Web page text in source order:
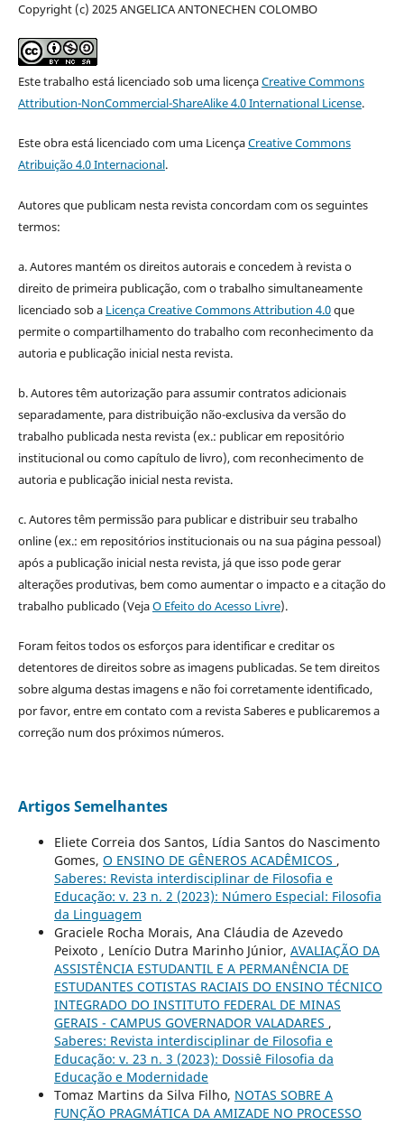
Copyright (c) 2025 ANGELICA ANTONECHEN COLOMBO
Este trabalho está licenciado sob uma licençaCreative Commons
Attribution-NonCommercial-ShareAlike 4.0 International License.
Este obra está licenciado com uma LicençaCreative Commons
Atribuição 4.0 Internacional.
Autores que publicam nesta revista concordam com os seguintes
termos:
a. Autores mantém os direitos autorais e concedem à revista o
direito de primeira publicação, com o trabalho simultaneamente
licenciado sob a Licença Creative Commons Attribution 4.0que
permite o compartilhamento do trabalho com reconhecimento da
autoria e publicação inicial nesta revista.
b. Autores têm autorização para assumir contratos adicionais
separadamente, para distribuição não-exclusiva da versão do
trabalho publicada nesta revista (ex.: publicar em repositório
institucional ou como capítulo de livro), com reconhecimento de
autoria e publicação inicial nesta revista.
c. Autores têm permissão para publicar e distribuir seu trabalho
online (ex.: em repositórios institucionais ou na sua página pessoal)
após a publicação inicial nesta revista, já que isso pode gerar
alterações produtivas, bem como aumentar o impacto e a citação do
trabalho publicado (VejaO Efeito do Acesso Livre).
Foram feitos todos os esforços para identificar e creditar os
detentores de direitos sobre as imagens publicadas. Se tem direitos
sobre alguma destas imagens e não foi corretamente identificado,
por favor, entre em contato com a revista Saberes e publicaremos a
correção num dos próximos números.
Artigos Semelhantes
Eliete Correia dos Santos, Lídia Santos do Nascimento
Gomes, O ENSINO DE GÊNEROS ACADÊMICOS ,
Saberes: Revista interdisciplinar de Filosofia e
Educação: v. 23 n. 2 (2023): Número Especial: Filosofia
da Linguagem
Graciele Rocha Morais, Ana Cláudia de Azevedo
Peixoto , Lenício Dutra Marinho Júnior, AVALIAÇÃO DA
ASSISTÊNCIA ESTUDANTIL E A PERMANÊNCIA DE
ESTUDANTES COTISTAS RACIAIS DO ENSINO TÉCNICO
INTEGRADO DO INSTITUTO FEDERAL DE MINAS
GERAIS - CAMPUS GOVERNADOR VALADARES ,
Saberes: Revista interdisciplinar de Filosofia e
Educação: v. 23 n. 3 (2023): Dossiê Filosofia da
Educação e Modernidade
Tomaz Martins da Silva Filho, NOTAS SOBRE A
FUNÇÃO PRAGMÁTICA DA AMIZADE NO PROCESSO